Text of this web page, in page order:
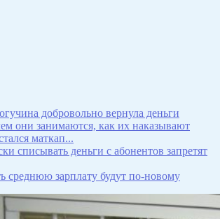
добровольно вернула деньги
они занимаются, как их наказывают
маткап...
списывать деньги с абонентов запретят
среднюю зарплату будут по-новому